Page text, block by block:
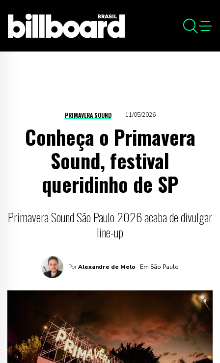
PRIMAVERA SOUND 11/05/2026
Conheça o Primavera
Sound, festival
queridinho de SP
Primavera Sound São Paulo 2026 acaba de divulgar
line-up
PorAlexandre de Melo · Em São Paulo